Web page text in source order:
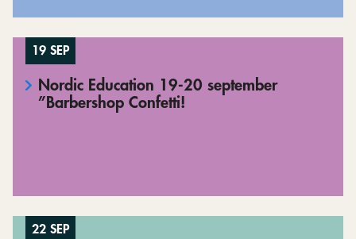
19 SEP
Nordic Education 19-20 september
”Barbershop Confetti!
22 SEP